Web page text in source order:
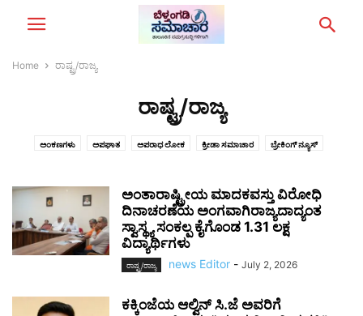
Home ರಾಷ್ಟ್ರ/ರಾಜ್ಯ
ರಾಷ್ಟ್ರ/ರಾಜ್ಯ
ಅಂಕಣಗಳು ಅಪಘಾತ ಅಪರಾಧ ಲೋಕ ಕ್ರೀಡಾ ಸಮಾಚಾರ ಬ್ರೇಕಿಂಗ್‌ ನ್ಯೂಸ್
ಸ್ಥಳೀಯ ಸಮಾಚಾರ
ಅಂತಾರಾಷ್ಟ್ರೀಯ ಮಾದಕವಸ್ತು ವಿರೋಧಿ
ದಿನಾಚರಣೆಯ ಅಂಗವಾಗಿರಾಜ್ಯದಾದ್ಯಂತ
ಸ್ವಾಸ್ಥ್ಯ ಸಂಕಲ್ಪ ಕೈಗೊಂಡ 1.31 ಲಕ್ಷ
ವಿದ್ಯಾರ್ಥಿಗಳು
ರಾಷ್ಟ್ರ/ರಾಜ್ಯ news Editor - July 2, 2026
ಕಕ್ಕಿಂಜೆಯ ಆಲ್ವಿನ್ ಸಿ.ಜೆ ಅವರಿಗೆ